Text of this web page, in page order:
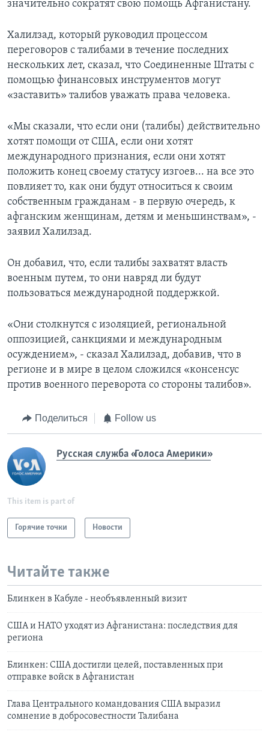
значительно сократят свою помощь Афганистану.
Халилзад, который руководил процессом
переговоров с талибами в течение последних
нескольких лет, сказал, что Соединенные Штаты с
помощью финансовых инструментов могут
«заставить» талибов уважать права человека.
«Мы сказали, что если они (талибы) действительно
хотят помощи от США, если они хотят
международного признания, если они хотят
положить конец своему статусу изгоев... на все это
повлияет то, как они будут относиться к своим
собственным гражданам - в первую очередь, к
афганским женщинам, детям и меньшинствам», -
заявил Халилзад.
Он добавил, что, если талибы захватят власть
военным путем, то они навряд ли будут
пользоваться международной поддержкой.
«Они столкнутся с изоляцией, региональной
оппозицией, санкциями и международным
осуждением», - сказал Халилзад, добавив, что в
регионе и в мире в целом сложился «консенсус
против военного переворота со стороны талибов».
Поделиться Follow us
Русская служба «Голоса Америки»
This item is part of
Горячие точки Новости
Читайте также
Блинкен в Кабуле - необъявленный визит
США и НАТО уходят из Афганистана: последствия для
региона
Блинкен: США достигли целей, поставленных при
отправке войск в Афганистан
Глава Центрального командования США выразил
сомнение в добросовестности Талибана